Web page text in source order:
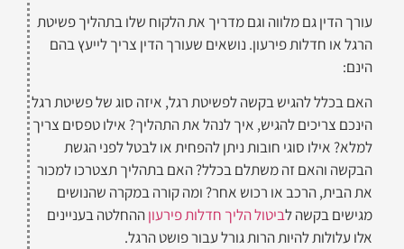
עורך הדין גם מלווה וגם מדריך את הלקוח שלו בתהליך פשיטת
הרגל או חדלות פירעון. נושאים שעורך הדין צריך לייעץ בהם
הינם:
האם בכלל להגיש בקשה לפשיטת רגל, איזה סוג של פשיטת רגל
הינכם צריכים להגיש, איך לנהל את התהליך? אילו טפסים צריך
למלא? אילו סוגי חובות ניתן להפחית או לבטל לפני הגשת
הבקשה והאם זה משתלם בכלל? האם בתהליך תצטרכו למכור
את הבית, הרכב או רכוש אחר? ומה קורה במקרה שהנושים
מגישים בקשה לביטול הליך חדלות פירעוןההחלטה בעניינים
אלו עלולות להיות הרות גורל עבור פושט הרגל.